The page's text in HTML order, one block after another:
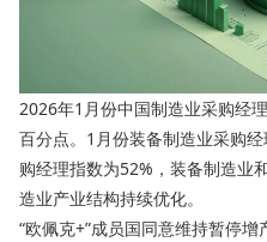
2026年1月份中国制造业采购经
百分点。1月份装备制造业采购
购经理指数为52%，装备制造业
造业产业结构持续优化。
“欧佩克+”成员国同意维持暂停